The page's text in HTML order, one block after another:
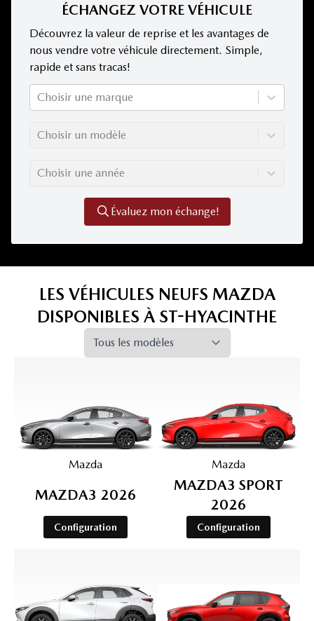
ÉCHANGEZ VOTRE VÉHICULE
Découvrez la valeur de reprise et les avantages de
nous vendre votre véhicule directement. Simple,
rapide et sans tracas!
Choisir une marque
Choisir un modèle
Choisir une année
Évaluez mon échange!
LES VÉHICULES NEUFS MAZDA
DISPONIBLES À ST-HYACINTHE
Choisir une catégorie
Mazda
MAZDA3 2026
Configuration
Mazda
MAZDA3 SPORT
2026
Configuration